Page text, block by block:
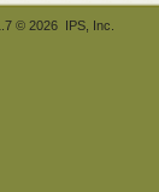
© 2026 IPS, Inc.